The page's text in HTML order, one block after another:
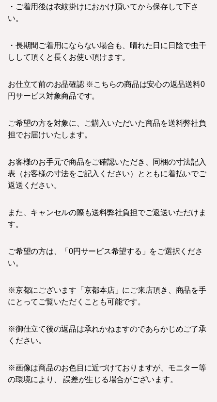
・ご着用後は衣紋掛けにおかけ頂いてから保存して下さ
い。
・長期間ご着用にならない場合も、晴れた日に日陰で虫干
しして頂くと長くお使い頂けます。
お仕立て前のお品確認 ※こちらの商品は安心の返品送料0
円サービス対象商品です。
ご希望の方を対象に、ご購入いただいた商品を送料弊社負
担でお届けいたします。
お客様のお手元で商品をご確認いただき、同梱の寸法記入
表（お客様の寸法をご記入ください）とともに着払いでご
返送ください。
また、キャンセルの際も送料弊社負担でご返送いただけま
す。
ご希望の方は、「0円サービス希望する」をご選択くださ
い。
※京都にございます「京都本店」にご来店頂き、商品を手
にとってご覧いただくことも可能です。
※御仕立て後の返品は承れかねますのであらかじめご了承
ください。
※画像は商品のお色目に近づけておりますが、モニター等
の環境により、 誤差が生じる場合がございます。